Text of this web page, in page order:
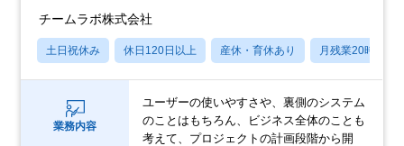
チームラボ株式会社
土日祝休み 休日120日以上 産休・育休あり 月残業20時間以
業務内容
ユーザーの使いやすさや、裏側のシステム
のことはもちろん、ビジネス全体のことも
考えて、プロジェクトの計画段階から開